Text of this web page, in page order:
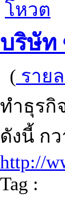
โหวต
บริษัท
( ราย
ทำธุรกิ
ดังนี้ กว
http://
Tag :